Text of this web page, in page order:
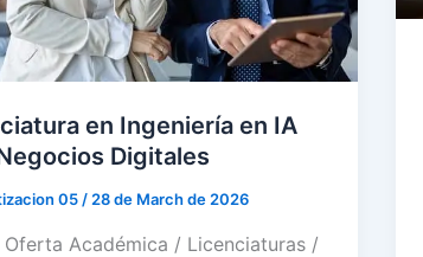
en Ingeniería en IA
Digitales
05/28 de March de 2026
Académica / Licenciaturas /